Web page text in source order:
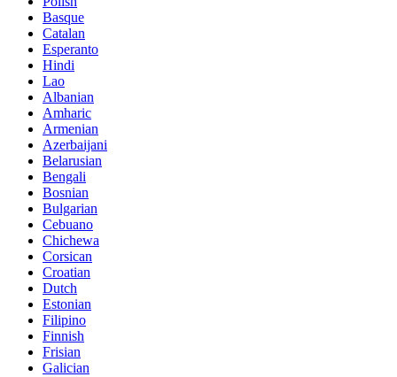
Basque
Catalan
Esperanto
Hindi
Lao
Albanian
Amharic
Armenian
Azerbaijani
Belarusian
Bengali
Bosnian
Bulgarian
Cebuano
Chichewa
Corsican
Croatian
Dutch
Estonian
Filipino
Finnish
Frisian
Galician